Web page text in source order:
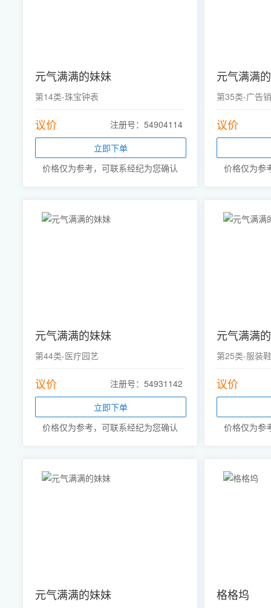
元气满满的妹妹
第14类-珠宝钟表
议价
注册号：54904114
立即下单
价格仅为参考，可联系经纪为您确认
元气满满
第35类-广告
议价
价格仅为参
元气满满的妹妹
第44类-医疗园艺
议价
注册号：54931142
立即下单
价格仅为参考，可联系经纪为您确认
元气满满
第25类-服装
议价
价格仅为参
元气满满的妹妹 格格坞